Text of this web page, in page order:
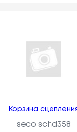
Корзина
seco schd358